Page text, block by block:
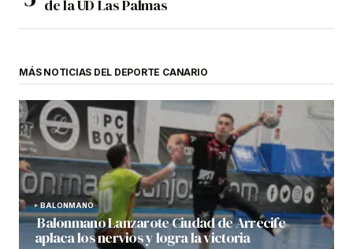
de la UD Las Palmas
MÁS NOTICIAS DEL DEPORTE CANARIO
BALONMANO
Balonmano Lanzarote Ciudad de Arrecife
aplaca los nervios y logra la victoria